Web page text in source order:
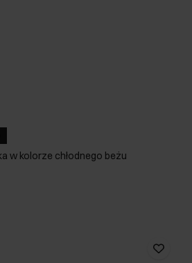
w kolorze chłodnego beżu